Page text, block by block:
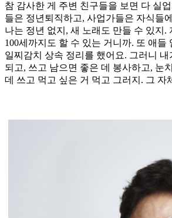
참 감사한 게 주변 친구들을 보면 다 실
들은 정년퇴직하고, 사업가들은 자식들
나는 정년 없지, 새 노래도 만들 수 있지.
100세까지도 할 수 있는 거니까. 또 애들
일찌감치 상속 정리를 했어요. 그러니 내
되고, 쓰고 남으면 좋은 데 봉사하고, 눈
데 쓰고 먹고 싶은 거 먹고 그러지. 그 자